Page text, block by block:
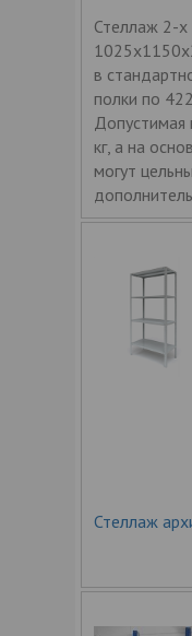
Стеллаж 2-х
в
полки по
Допустимая
кг, а на
могут
Стеллаж